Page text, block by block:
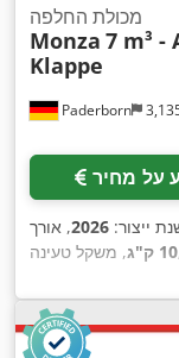
Paderborn
מכולת החלפה
Monza 7 m³
Klappe
על מחיר
ייצור: 2026, אורך
, משקל טעינה
הטעינה:3,500 מ"מ
,
המטען:1,500 מ"מ